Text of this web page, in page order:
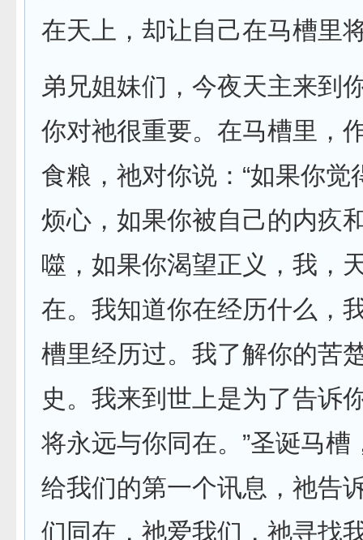
在天上，却让自己在马槽里
弟兄姐妹们，今夜天主来到
你对祂很重要。在马槽里，
食粮，祂对你说：“如果你觉
烦心，如果你被自己的内疚
噬，如果你渴望正义，我，
在。我知道你在经历什么，
槽里经历过。我了解你的苦
史。我来到世上是为了告诉
将永远与你同在。”圣诞马槽
给我们的第一个讯息，祂告
们同在，祂爱我们，祂寻找